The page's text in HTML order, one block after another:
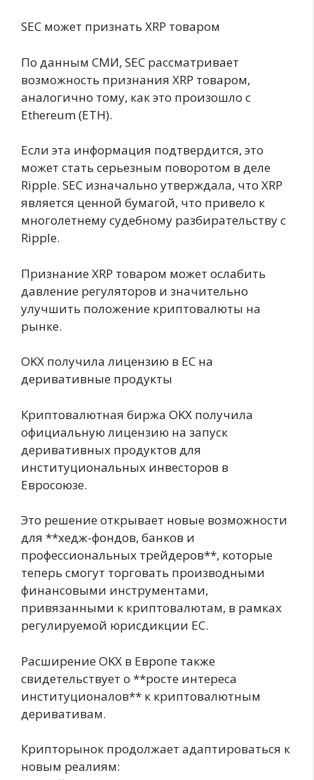
SEC может признать XRP товаром
По данным СМИ, SEC рассматривает
возможность признания XRP товаром,
аналогично тому, как это произошло с
Ethereum (ETH).
Если эта информация подтвердится, это
может стать серьезным поворотом в деле
Ripple. SEC изначально утверждала, что XRP
является ценной бумагой, что привело к
многолетнему судебному разбирательству с
Ripple.
Признание XRP товаром может ослабить
давление регуляторов и значительно
улучшить положение криптовалюты на
рынке.
OKX получила лицензию в ЕС на
деривативные продукты
Криптовалютная биржа OKX получила
официальную лицензию на запуск
деривативных продуктов для
институциональных инвесторов в
Евросоюзе.
Это решение открывает новые возможности
для **хедж-фондов, банков и
профессиональных трейдеров**, которые
теперь смогут торговать производными
финансовыми инструментами,
привязанными к криптовалютам, в рамках
регулируемой юрисдикции ЕС.
Расширение OKX в Европе также
свидетельствует о **росте интереса
институционалов** к криптовалютным
деривативам.
Крипторынок продолжает адаптироваться к
новым реалиям: